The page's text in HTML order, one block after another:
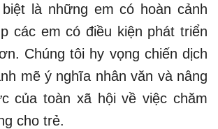
là những em có hoàn cảnh
các em có điều kiện phát triển
Chúng tôi hy vọng chiến dịch
mẽ ý nghĩa nhân văn và nâng
của toàn xã hội về việc chăm
cho trẻ.